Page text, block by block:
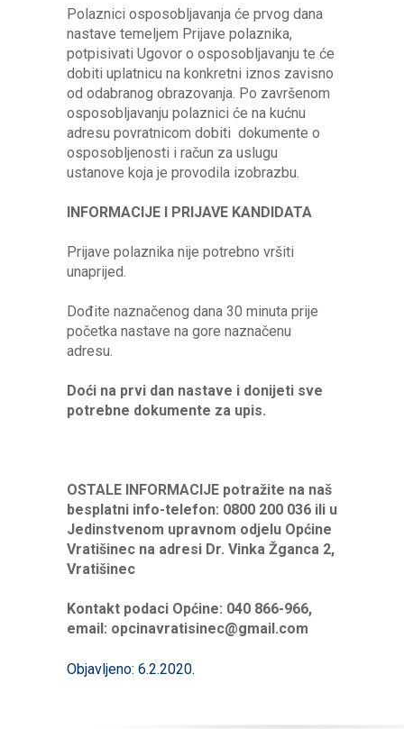
Polaznici osposobljavanja će prvog dana
nastave temeljem Prijave polaznika,
potpisivati Ugovor o osposobljavanju te će
dobiti uplatnicu na konkretni iznos zavisno
od odabranog obrazovanja. Po završenom
osposobljavanju polaznici će na kućnu
adresu povratnicom dobiti dokumente o
osposobljenosti i račun za uslugu
ustanove koja je provodila izobrazbu.
INFORMACIJE I PRIJAVE KANDIDATA
Prijave polaznika nije potrebno vršiti
unaprijed.
Dođite naznačenog dana 30 minuta prije
početka nastave na gore naznačenu
adresu.
Doći na prvi dan nastave i donijeti sve
potrebne dokumente za upis.
OSTALE INFORMACIJE potražite na naš
besplatni info-telefon: 0800 200 036 ili u
Jedinstvenom upravnom odjelu Općine
Vratišinec na adresi Dr. Vinka Žganca 2,
Vratišinec
Kontakt podaci Općine: 040 866-966,
email: opcinavratisinec@gmail.com
Objavljeno: 6.2.2020.